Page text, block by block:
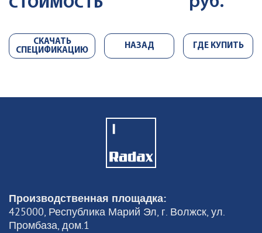
СТОИМОСТЬ
СКАЧАТЬ
СПЕЦИФИКАЦИЮ
НАЗАД ГДЕ КУПИТЬ
Производственная площадка:
425000, Республика Марий Эл, г. Волжск, ул.
Промбаза, дом.1